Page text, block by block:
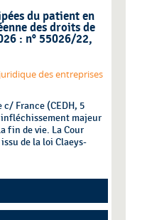
du patient en
des droits de
: n° 55026/22,
des entreprises
c/ France (CEDH, 5
infléchissement majeur
fin de vie. La Cour
de la loi Claeys-